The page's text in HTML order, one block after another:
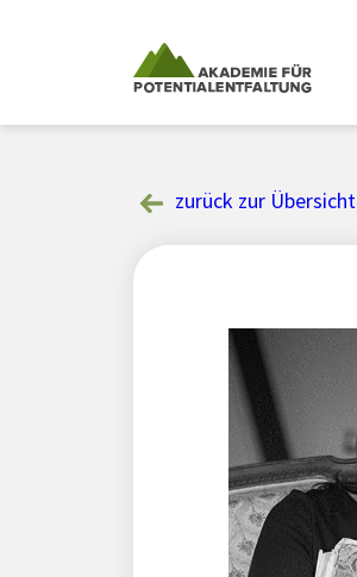
zurück zur Übersicht